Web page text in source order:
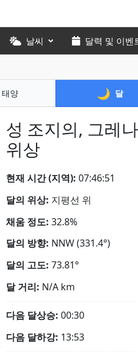
날씨 달력 및 이벤
태양 🌙 달
성 조지의, 그레
위상
현재 시간 (지역): 07:46:52
달의 위상: 지평선 위
채움 정도: 32.8%
달의 방향: NNW (331.4°)
달의 고도: 73.81°
달 거리: N/A km
다음 달상승: 00:30
다음 달하강: 13:53